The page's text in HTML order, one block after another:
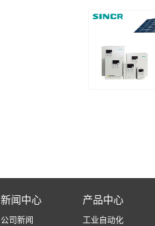
新闻中心
公司新闻
产品中心
工业自动化